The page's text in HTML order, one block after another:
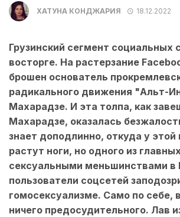
ХАТУНА КОНДЖАРИЯ 18.12.2022
Грузинский сегмент социальных
восторге. На растерзание
брошен основатель
радикального движения "Альт-
Махарадзе. И эта толпа, как
Махарадзе, оказалась
знает доподлинно, откуда у этой
растут ноги, но одного из
сексуальными меньшинствами в
пользователи соцсетей
гомосексуализме. Само по себе,
ничего предосудительного. Лав